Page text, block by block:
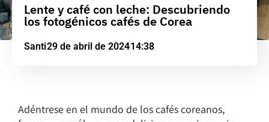
Lente y café con leche: Descubriendo
los fotogénicos cafés de Corea
Santi29 de abril de 202414:38
Adéntrese en el mundo de los cafés coreanos,